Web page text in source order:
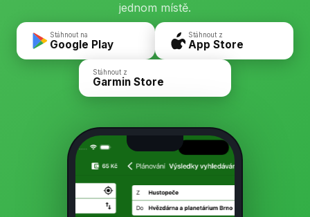
jednom místě.
Stáhnout na
Google Play
Stáhnout z
App Store
Stáhnout z
Garmin Store